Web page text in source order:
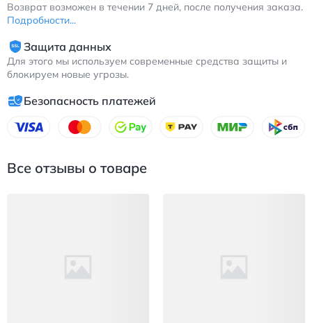
Возврат возможен в течении 7 дней, после получения заказа.
Подробности...
Защита данных
Для этого мы используем современные средства защиты и
блокируем новые угрозы.
Безопасность платежей
Все отзывы о товаре